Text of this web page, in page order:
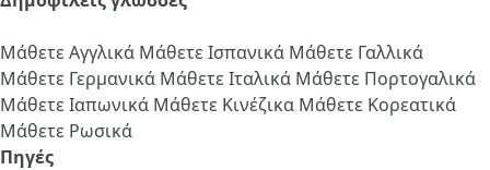
Μάθετε Αγγλικά Μάθετε Ισπανικά Μάθετε Γαλλικά
Μάθετε Γερμανικά Μάθετε Ιταλικά Μάθετε Πορτογαλικά
Μάθετε Ιαπωνικά Μάθετε Κινέζικα Μάθετε Κορεατικά
Μάθετε Ρωσικά
Πηγές